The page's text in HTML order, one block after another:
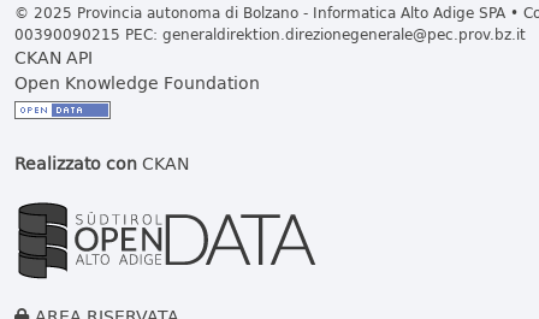
© 2025 Provincia autonoma di Bolzano - Informatica Alto Adige SPA •
00390090215 PEC: generaldirektion.direzionegenerale@pec.prov.bz.it
CKAN API
Open Knowledge Foundation
Realizzato conCKAN